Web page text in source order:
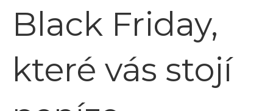
Black Friday,
které vás stojí